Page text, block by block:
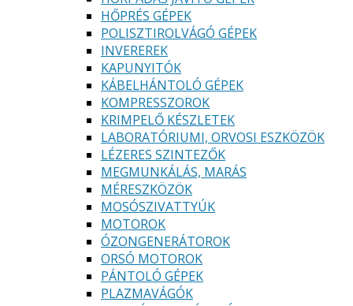
HŐPRÉS GÉPEK
POLISZTIROLVÁGÓ GÉPEK
INVEREREK
KAPUNYITÓK
KÁBELHÁNTOLÓ GÉPEK
KOMPRESSZOROK
KRIMPELŐ KÉSZLETEK
LABORATÓRIUMI, ORVOSI ESZKÖZÖK
LÉZERES SZINTEZŐK
MEGMUNKÁLÁS, MARÁS
MÉRESZKÖZÖK
MOSÓSZIVATTYÚK
MOTOROK
ÓZONGENERÁTOROK
ORSÓ MOTOROK
PÁNTOLÓ GÉPEK
PLAZMAVÁGÓK